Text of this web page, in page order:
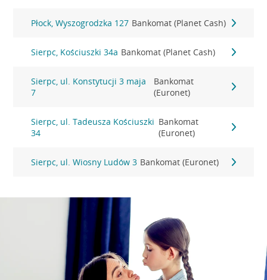
Płock, Wyszogrodzka 127 Bankomat (Planet Cash)
Sierpc, Kościuszki 34a Bankomat (Planet Cash)
Sierpc, ul. Konstytucji 3 maja
7
Bankomat
(Euronet)
Sierpc, ul. Tadeusza Kościuszki
34
Bankomat
(Euronet)
Sierpc, ul. Wiosny Ludów 3 Bankomat (Euronet)